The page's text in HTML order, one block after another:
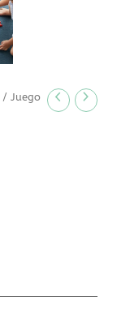
/ Juego